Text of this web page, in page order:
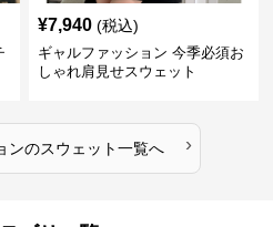
¥7,940 (税込)
ギャルファッション 今季必須お
しゃれ肩見せスウェット
ンのスウェット一覧へ ›